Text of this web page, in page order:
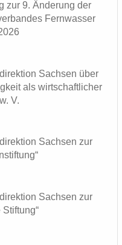
zur 9. Än­de­rung der
Fern­was­ser
Sach­sen über
als wirt­schaft­li­cher
V.
Sach­sen zur
Sach­sen zur